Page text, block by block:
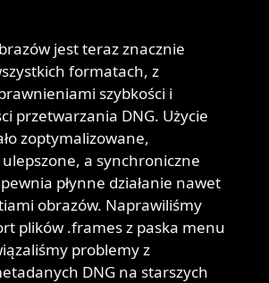
jest teraz znacznie
formatach, z
szybkości i
przetwarzania DNG. Użycie
zoptymalizowane,
a synchroniczne
płynne działanie nawet
obrazów. Naprawiliśmy
plików .frames z paska menu
problemy z
DNG na starszych